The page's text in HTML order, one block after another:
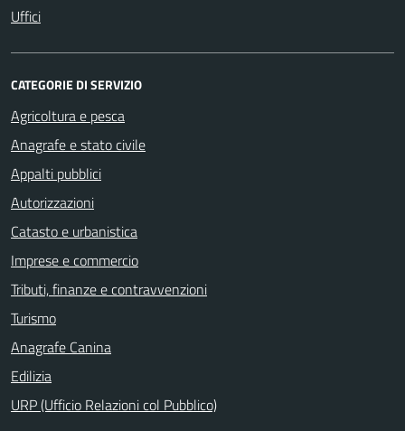
Uffici
CATEGORIE DI SERVIZIO
Agricoltura e pesca
Anagrafe e stato civile
Appalti pubblici
Autorizzazioni
Catasto e urbanistica
Imprese e commercio
Tributi, finanze e contravvenzioni
Turismo
Anagrafe Canina
Edilizia
URP (Ufficio Relazioni col Pubblico)